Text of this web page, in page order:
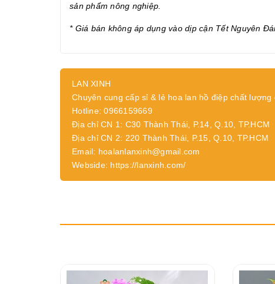
sản phẩm nông nghiệp.
* Giá bán không áp dụng vào dịp cận Tết Nguyên
LAN XINH
Chuyên cung cấp sỉ & lẻ hoa lan hồ điệp chất lượng
Hotline: 0966159669
Địa chỉ CN 1: C30 Thành Thái, P.14, Q.10, TP.HCM
Địa chỉ CN 2: 220 Thành Thái, P.15, Q.10, TP.HCM
Email: hoalanlanxinh@gmail.com
Webside: https://lanxinh.com/